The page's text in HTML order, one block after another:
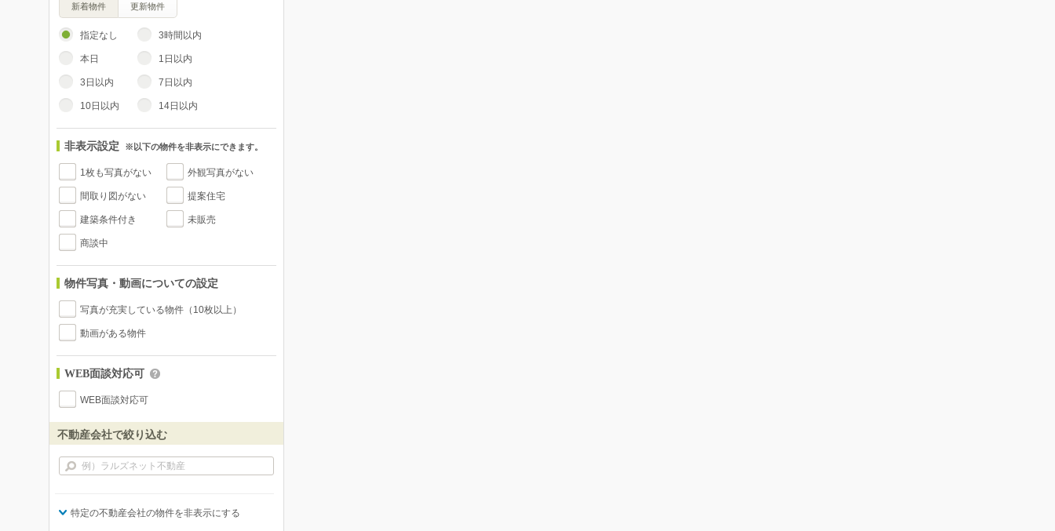
新着物件 更新物件
指定なし 3時間以内
本日 1日以内
3日以内 7日以内
10日以内 14日以内
非表示設定 ※以下の物件を非表示にできます。
1枚も写真がない 外観写真がない
間取り図がない 提案住宅
建築条件付き 未販売
商談中
物件写真・動画についての設定
写真が充実している物件（10枚以上）
動画がある物件
WEB面談対応可
WEB面談対応可
不動産会社で絞り込む
特定の不動産会社の物件を非表示にする